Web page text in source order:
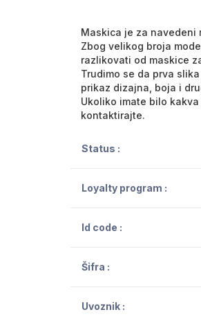
Maskica je za navedeni
Zbog velikog broja
razlikovati od maskice
Trudimo se da prva
prikaz dizajna, boja i
Ukoliko imate bilo
kontaktirajte.
Status :
Loyalty program :
Id code :
Šifra :
Uvoznik :